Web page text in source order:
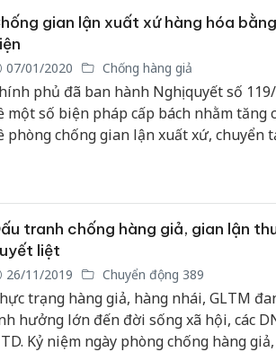
gian lận xuất xứ hàng hóa
07/01/2020 Chống hàng giả
phủ đã ban hành Nghị quyết số
một số biện pháp cấp bách nhằm tăng
phòng chống gian lận xuất xứ, chuyển
tranh chống hàng giả, gian lận
liệt
26/11/2019 Chuyển động 389
trạng hàng giả, hàng nhái, GLTM
hưởng lớn đến đời sống xã hội, các
Kỷ niệm ngày phòng chống hàng